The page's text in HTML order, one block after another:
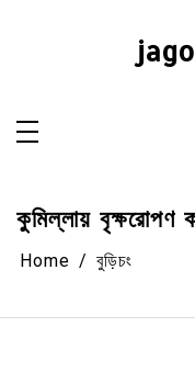
কুমিল্লায় বৃক্ষরোপণ
Home বুড়িচং